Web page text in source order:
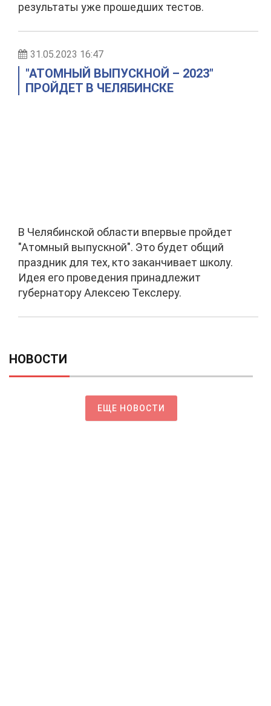
результаты уже прошедших тестов.
31.05.2023 16:47
"АТОМНЫЙ ВЫПУСКНОЙ – 2023"
ПРОЙДЕТ В ЧЕЛЯБИНСКЕ
В Челябинской области впервые пройдет
"Атомный выпускной". Это будет общий
праздник для тех, кто заканчивает школу.
Идея его проведения принадлежит
губернатору Алексею Текслеру.
НОВОСТИ
ЕЩЕ НОВОСТИ